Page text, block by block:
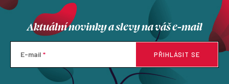
Aktuální novinky a slevy na váš e-mail
E-mail PŘIHLÁSIT SE